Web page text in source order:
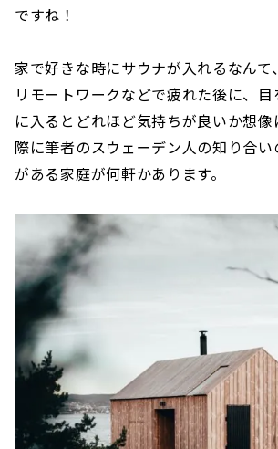
ですね！
家で好きな時にサウナが入れるなんて
リモートワークなどで疲れた後に、
に入るとどれほど気持ちが良いか想
際に筆者のスウェーデン人の知り合
がある家庭が何軒かあります。